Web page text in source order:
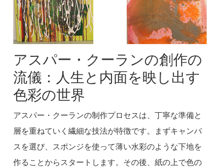
アスパー・クーランの創作の
流儀：人生と内面を映し出す
色彩の世界
アスパー・クーランの制作プロセスは、丁寧な準備と
層を重ねていく繊細な技法が特徴です。まずキャンバ
スを選び、スポンジを使って薄い水彩のような下地を
作ることからスタートします。その後、紙の上で色の